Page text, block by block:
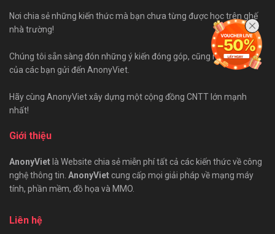
Nơi chia sẻ những kiến thức mà bạn chưa từng được học trên ghế
nhà trường!
Chúng tôi sẵn sàng đón những ý kiến đóng góp, cũng như bài viết
của các bạn gửi đến AnonyViet.
Hãy cùng AnonyViet xây dựng một cộng đồng CNTT lớn mạnh
nhất!
Giới thiệu
AnonyViet là Website chia sẻ miễn phí tất cả các kiến thức về công
nghệ thông tin. AnonyViet cung cấp mọi giải pháp về mạng máy
tính, phần mềm, đồ họa và MMO.
Liên hệ